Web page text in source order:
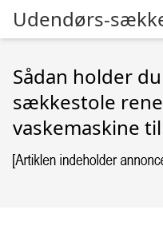
Udendørs-
Sådan holder
sækkestole
vaskemaskine